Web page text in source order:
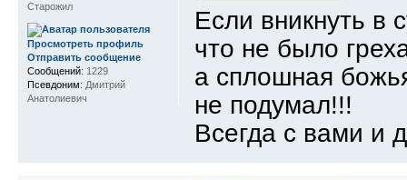
Если вникнуть в
что не было
а сплошная
не подумал!!!
Всегда с вами и
Старожил
Просмотреть профиль
Отправить сообщение
Сообщений: 1229
Псевдоним: Дмитрий
Анатолиевич